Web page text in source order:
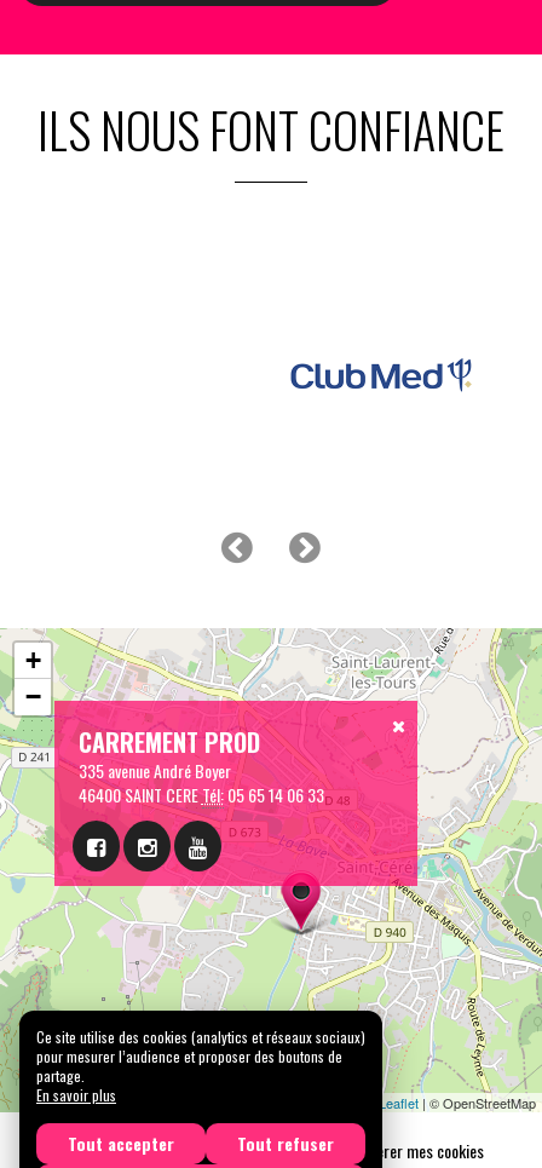
ILS NOUS FONT CONFIANCE
CARREMENT PROD
335 avenue André Boyer
46400 SAINT CERETél:05 65 14 06 33
+
−
Leaflet | © OpenStreetMap
Mentions légales Confidentialité
Gérer mes cookies
Ce site utilise des cookies (analytics et réseaux sociaux)
pour mesurer l’audience et proposer des boutons de
partage.
En savoir plus
Tout accepter Tout refuser